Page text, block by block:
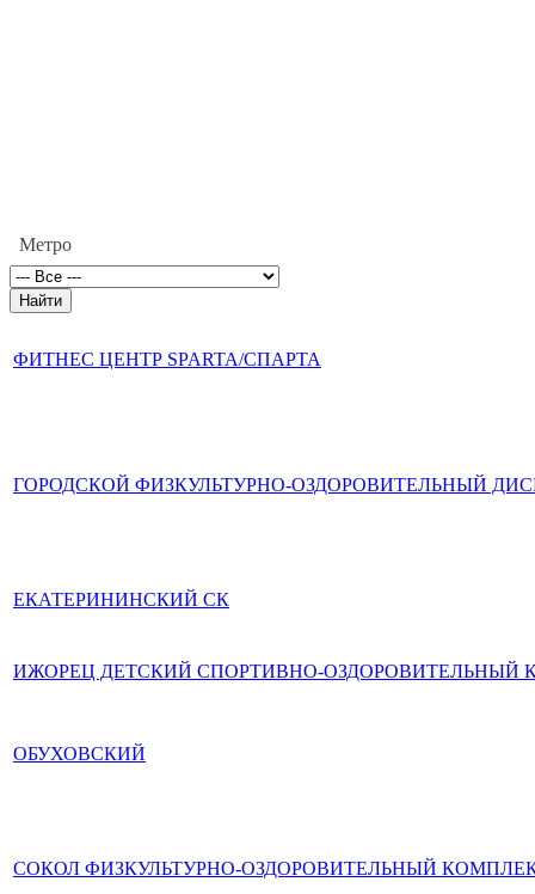
Метро
ФИТНЕС ЦЕНТР SPARTA/СПАРТА
ГОРОДСКОЙ ФИЗКУЛЬТУРНО-ОЗДОРОВИТЕЛЬНЫЙ
ЕКАТЕРИНИНСКИЙ СК
ИЖОРЕЦ ДЕТСКИЙ СПОРТИВНО-ОЗДОРОВИТЕЛЬНЫЙ
ОБУХОВСКИЙ
СОКОЛ ФИЗКУЛЬТУРНО-ОЗДОРОВИТЕЛЬНЫЙ